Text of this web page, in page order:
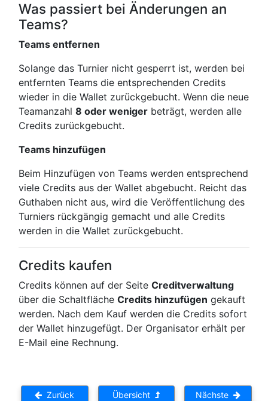
Was passiert bei Änderungen an
Teams?
Teams entfernen
Solange das Turnier nicht gesperrt ist, werden bei
entfernten Teams die entsprechenden Credits
wieder in die Wallet zurückgebucht. Wenn die neue
Teamanzahl 8 oder weniger beträgt, werden alle
Credits zurückgebucht.
Teams hinzufügen
Beim Hinzufügen von Teams werden entsprechend
viele Credits aus der Wallet abgebucht. Reicht das
Guthaben nicht aus, wird die Veröffentlichung des
Turniers rückgängig gemacht und alle Credits
werden in die Wallet zurückgebucht.
Credits kaufen
Credits können auf der Seite Creditverwaltung
über die Schaltfläche Credits hinzufügen gekauft
werden. Nach dem Kauf werden die Credits sofort
der Wallet hinzugefügt. Der Organisator erhält per
E-Mail eine Rechnung.
Zurück Übersicht Nächste